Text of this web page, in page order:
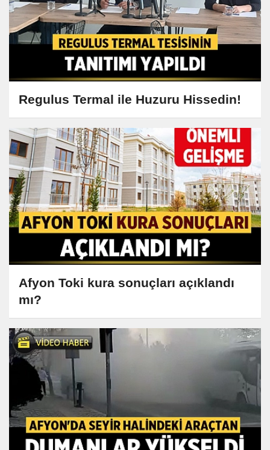
Regulus Termal ile Huzuru Hissedin!
Afyon Toki kura sonuçları açıklandı
mı?